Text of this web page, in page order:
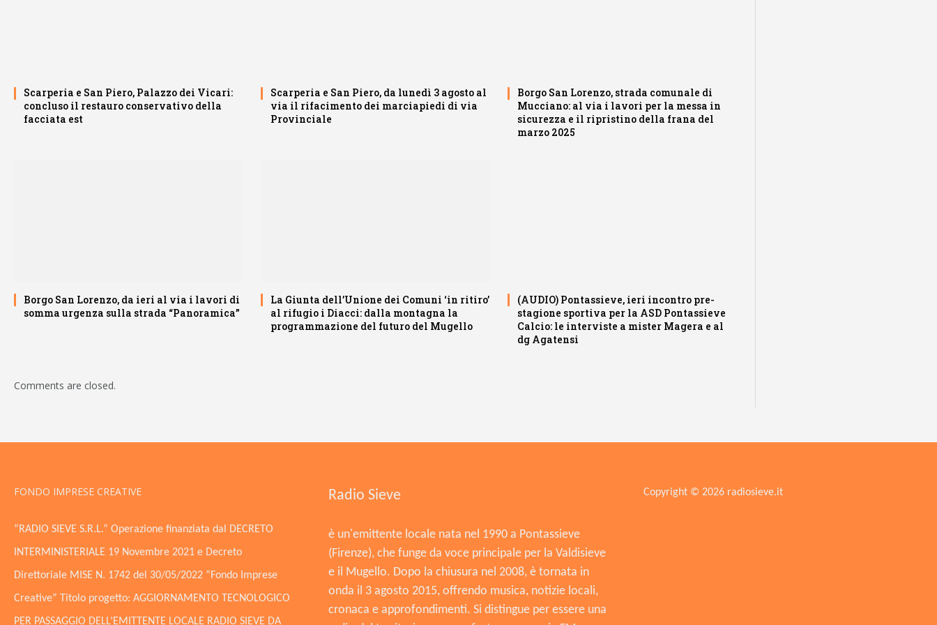
Scarperia e San Piero, Palazzo dei Vicari:
concluso il restauro conservativo della
facciata est
Scarperia e San Piero, da lunedì 3 agosto al
via il rifacimento dei marciapiedi di via
Provinciale
Borgo San Lorenzo, strada comunale di
Mucciano: al via i lavori per la messa in
sicurezza e il ripristino della frana del
marzo 2025
Borgo San Lorenzo, da ieri al via i lavori di
somma urgenza sulla strada “Panoramica”
La Giunta dell’Unione dei Comuni ‘in ritiro’
al rifugio i Diacci: dalla montagna la
programmazione del futuro del Mugello
(AUDIO) Pontassieve, ieri incontro pre-
stagione sportiva per la ASD Pontassieve
Calcio: le interviste a mister Magera e al
dg Agatensi
Comments are closed.
FONDO IMPRESE CREATIVE
“RADIO SIEVE S.R.L.” Operazione finanziata dal DECRETO
INTERMINISTERIALE 19 Novembre 2021 e Decreto
Direttoriale MISE N. 1742 del 30/05/2022 “Fondo Imprese
Creative” Titolo progetto: AGGIORNAMENTO TECNOLOGICO
PER PASSAGGIO DELL’EMITTENTE LOCALE RADIO SIEVE DA
Radio Sieve
è un'emittente locale nata nel 1990 a Pontassieve
(Firenze), che funge da voce principale per la Valdisieve
e il Mugello. Dopo la chiusura nel 2008, è tornata in
onda il 3 agosto 2015, offrendo musica, notizie locali,
cronaca e approfondimenti. Si distingue per essere una
Copyright © 2026 radiosieve.it